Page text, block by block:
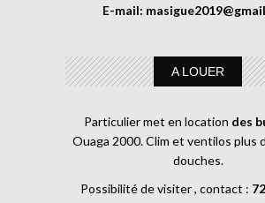
E-mail:
A LOUER
Particulier met en location des
Ouaga 2000. Clim et ventilos plus
douches.
Possibilité de visiter , contact :